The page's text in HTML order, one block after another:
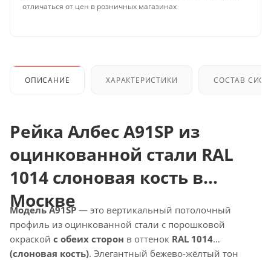
отличаться от цен в розничных магазинах
ОПИСАНИЕ ХАРАКТЕРИСТИКИ СОСТАВ
Рейка Албес A91SP из
оцинкованной стали RAL
1014 слоновая кость в
Москве
Модель A91SP — это вертикальный потолочный
профиль из оцинкованной стали с порошковой
окраской с обеих сторон в оттенок RAL 1014
(слоновая кость). Элегантный бежево-жёлтый тон